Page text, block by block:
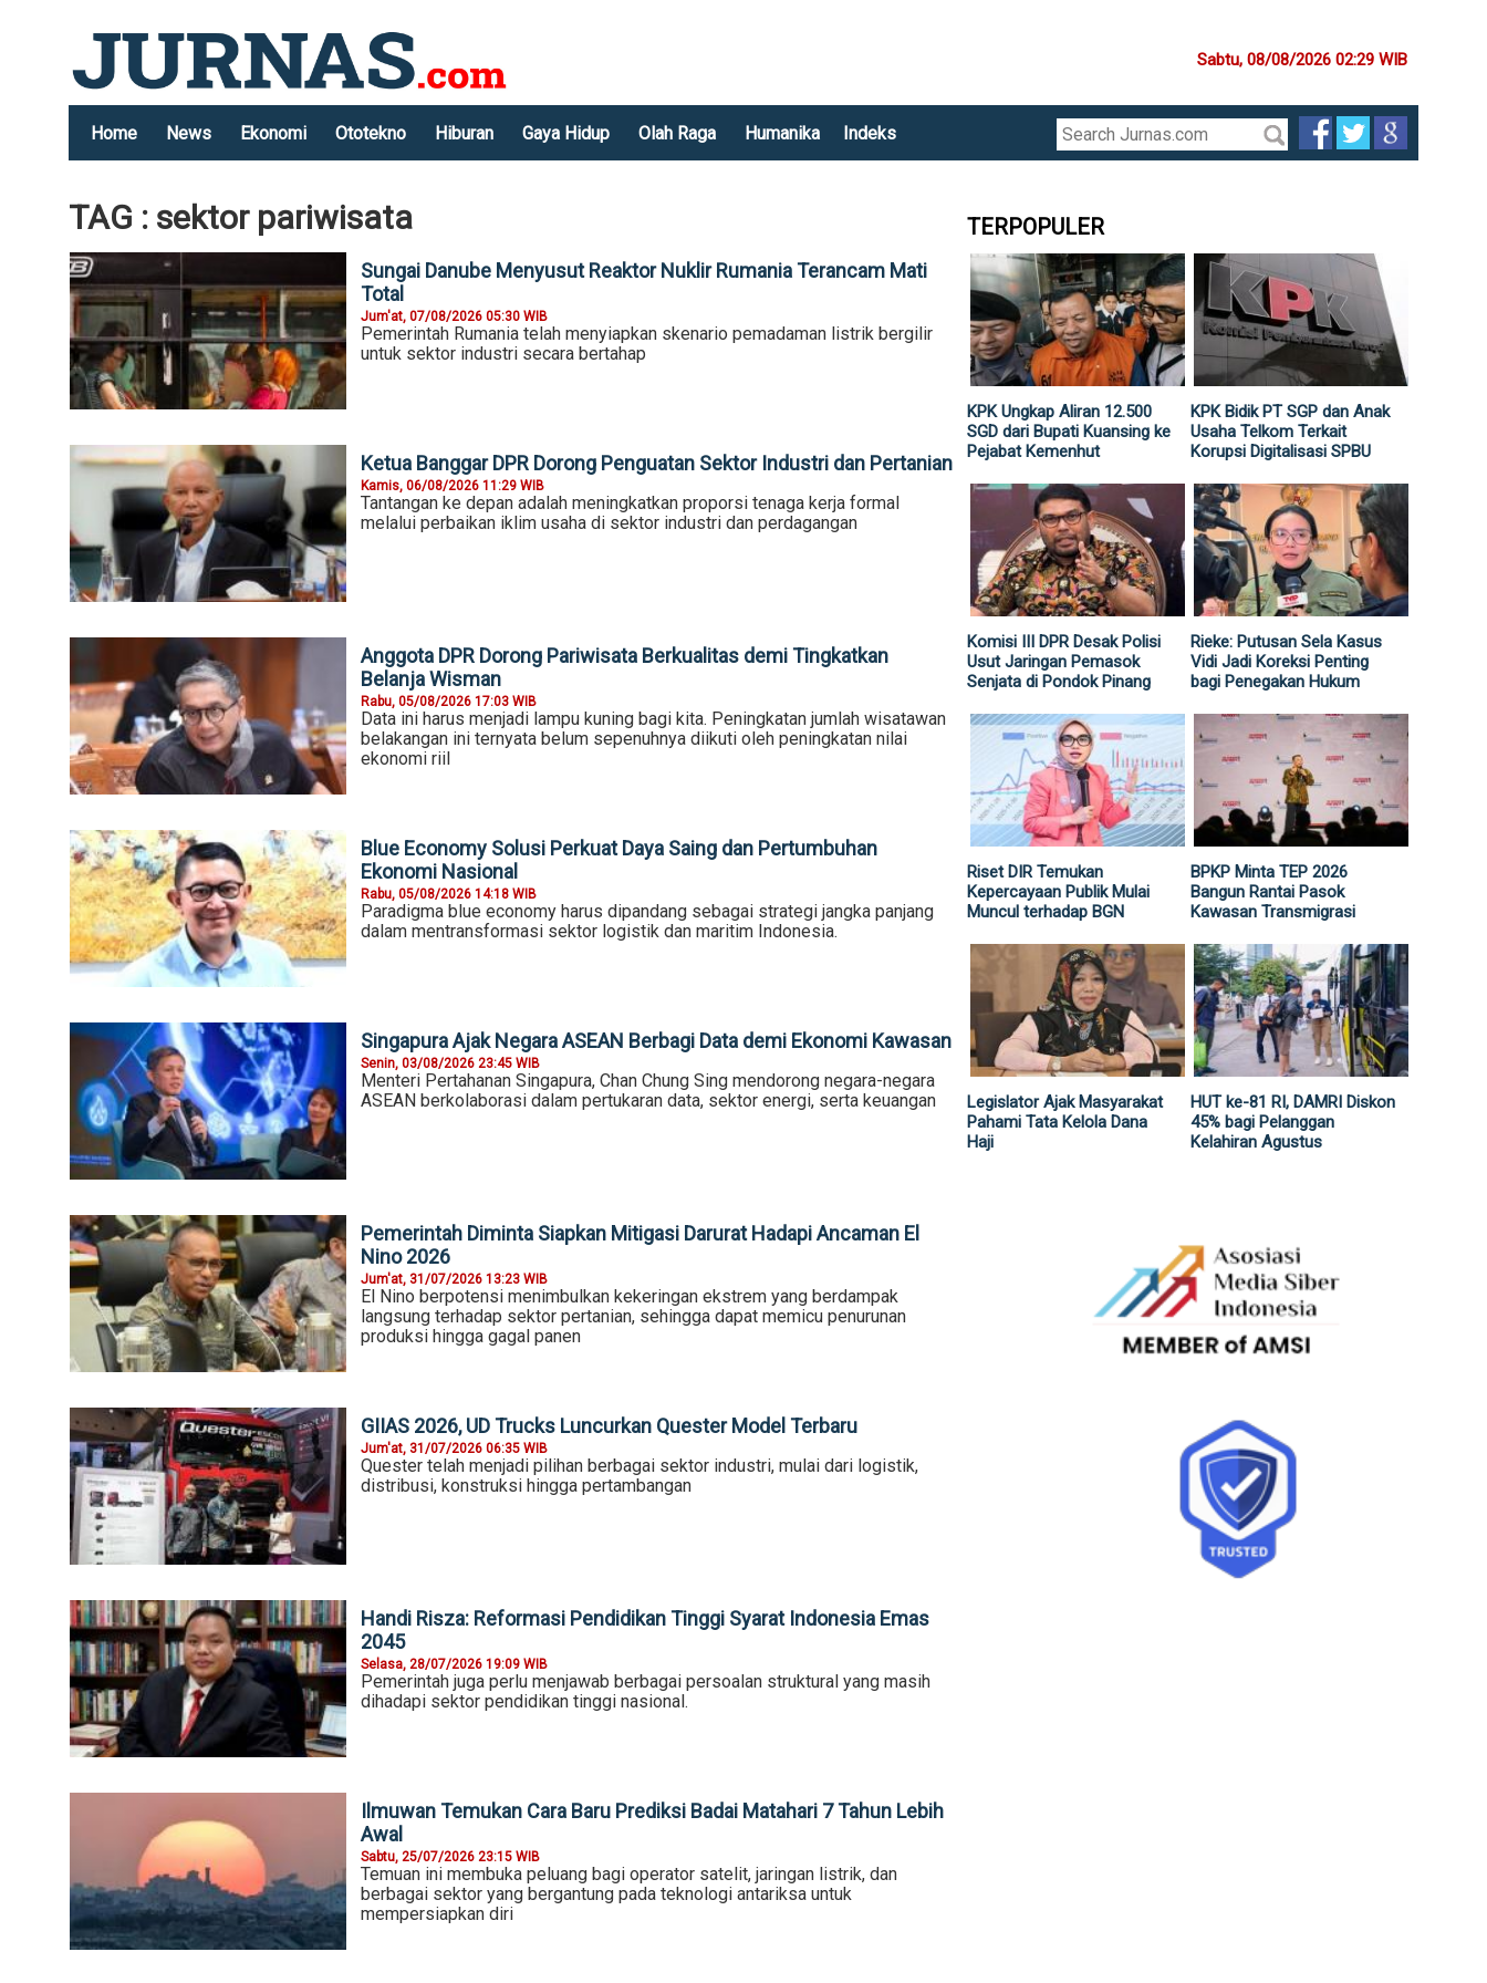
Sabtu, 08/08/2026 02:29 WIB
Home News Ekonomi Ototekno Hiburan Gaya Hidup Olah Raga Humanika Indeks
TAG : sektor pariwisata
Sungai Danube Menyusut Reaktor Nuklir Rumania Terancam Mati
Total
Jum'at, 07/08/2026 05:30 WIB
Pemerintah Rumania telah menyiapkan skenario pemadaman listrik bergilir
untuk sektor industri secara bertahap
Ketua Banggar DPR Dorong Penguatan Sektor Industri dan Pertanian
Kamis, 06/08/2026 11:29 WIB
Tantangan ke depan adalah meningkatkan proporsi tenaga kerja formal
melalui perbaikan iklim usaha di sektor industri dan perdagangan
Anggota DPR Dorong Pariwisata Berkualitas demi Tingkatkan
Belanja Wisman
Rabu, 05/08/2026 17:03 WIB
Data ini harus menjadi lampu kuning bagi kita. Peningkatan jumlah wisatawan
belakangan ini ternyata belum sepenuhnya diikuti oleh peningkatan nilai
ekonomi riil
Blue Economy Solusi Perkuat Daya Saing dan Pertumbuhan
Ekonomi Nasional
Rabu, 05/08/2026 14:18 WIB
Paradigma blue economy harus dipandang sebagai strategi jangka panjang
dalam mentransformasi sektor logistik dan maritim Indonesia.
Singapura Ajak Negara ASEAN Berbagi Data demi Ekonomi Kawasan
Senin, 03/08/2026 23:45 WIB
Menteri Pertahanan Singapura, Chan Chung Sing mendorong negara-negara
ASEAN berkolaborasi dalam pertukaran data, sektor energi, serta keuangan
Pemerintah Diminta Siapkan Mitigasi Darurat Hadapi Ancaman El
Nino 2026
Jum'at, 31/07/2026 13:23 WIB
El Nino berpotensi menimbulkan kekeringan ekstrem yang berdampak
langsung terhadap sektor pertanian, sehingga dapat memicu penurunan
produksi hingga gagal panen
GIIAS 2026, UD Trucks Luncurkan Quester Model Terbaru
Jum'at, 31/07/2026 06:35 WIB
Quester telah menjadi pilihan berbagai sektor industri, mulai dari logistik,
distribusi, konstruksi hingga pertambangan
Handi Risza: Reformasi Pendidikan Tinggi Syarat Indonesia Emas
2045
Selasa, 28/07/2026 19:09 WIB
Pemerintah juga perlu menjawab berbagai persoalan struktural yang masih
dihadapi sektor pendidikan tinggi nasional.
Ilmuwan Temukan Cara Baru Prediksi Badai Matahari 7 Tahun Lebih
Awal
Sabtu, 25/07/2026 23:15 WIB
Temuan ini membuka peluang bagi operator satelit, jaringan listrik, dan
berbagai sektor yang bergantung pada teknologi antariksa untuk
mempersiapkan diri
TERPOPULER
KPK Ungkap Aliran 12.500
SGD dari Bupati Kuansing ke
Pejabat Kemenhut
KPK Bidik PT SGP dan Anak
Usaha Telkom Terkait
Korupsi Digitalisasi SPBU
Komisi III DPR Desak Polisi
Usut Jaringan Pemasok
Senjata di Pondok Pinang
Rieke: Putusan Sela Kasus
Vidi Jadi Koreksi Penting
bagi Penegakan Hukum
Riset DIR Temukan
Kepercayaan Publik Mulai
Muncul terhadap BGN
BPKP Minta TEP 2026
Bangun Rantai Pasok
Kawasan Transmigrasi
Legislator Ajak Masyarakat
Pahami Tata Kelola Dana
Haji
HUT ke-81 RI, DAMRI Diskon
45% bagi Pelanggan
Kelahiran Agustus